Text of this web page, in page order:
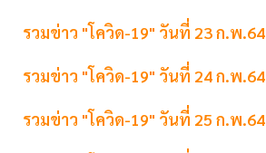
รวมข่าว "โควิด-19" วันที่ 23 ก.พ.64
รวมข่าว "โควิด-19" วันที่ 24 ก.พ.64
รวมข่าว "โควิด-19" วันที่ 25 ก.พ.64